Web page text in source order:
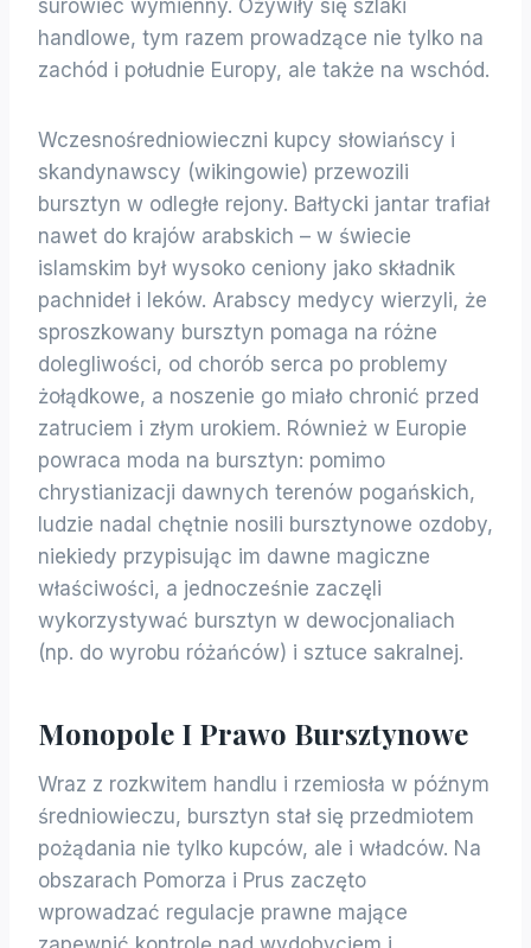
surowiec wymienny. Ożywiły się szlaki
handlowe, tym razem prowadzące nie tylko na
zachód i południe Europy, ale także na wschód.
Wczesnośredniowieczni kupcy słowiańscy i
skandynawscy (wikingowie) przewozili
bursztyn w odległe rejony. Bałtycki jantar trafiał
nawet do krajów arabskich – w świecie
islamskim był wysoko ceniony jako składnik
pachnideł i leków. Arabscy medycy wierzyli, że
sproszkowany bursztyn pomaga na różne
dolegliwości, od chorób serca po problemy
żołądkowe, a noszenie go miało chronić przed
zatruciem i złym urokiem. Również w Europie
powraca moda na bursztyn: pomimo
chrystianizacji dawnych terenów pogańskich,
ludzie nadal chętnie nosili bursztynowe ozdoby,
niekiedy przypisując im dawne magiczne
właściwości, a jednocześnie zaczęli
wykorzystywać bursztyn w dewocjonaliach
(np. do wyrobu różańców) i sztuce sakralnej.
Monopole I Prawo Bursztynowe
Wraz z rozkwitem handlu i rzemiosła w późnym
średniowieczu, bursztyn stał się przedmiotem
pożądania nie tylko kupców, ale i władców. Na
obszarach Pomorza i Prus zaczęto
wprowadzać regulacje prawne mające